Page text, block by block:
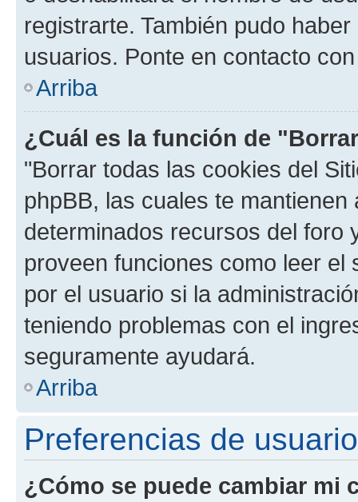
registrarte. También pudo
usuarios. Ponte en contacto
Arriba
¿Cuál es la función de
"Borrar todas las cookies del
phpBB, las cuales te
determinados recursos del foro
proveen funciones como leer el
por el usuario si la
teniendo problemas con el
seguramente ayudará.
Arriba
Preferencias de
¿Cómo se puede cambiar mi